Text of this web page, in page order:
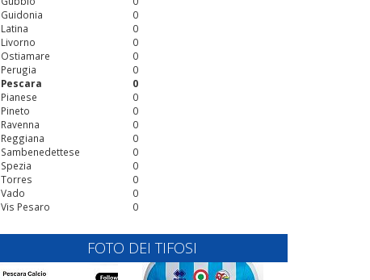
0
Guidonia
0
Latina
0
Livorno
0
Ostiamare
0
Perugia
0
Pescara
0
Pianese
0
Pineto
0
Ravenna
0
Reggiana
0
Sambenedettese
0
Spezia
0
Torres
0
Vado
0
Vis Pesaro
FOTO DEI TIFOSI